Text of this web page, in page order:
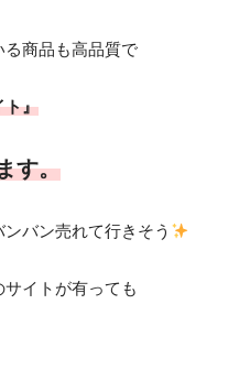
商品も高品質で
ト』
す。
バン売れて行きそう
イトが有っても